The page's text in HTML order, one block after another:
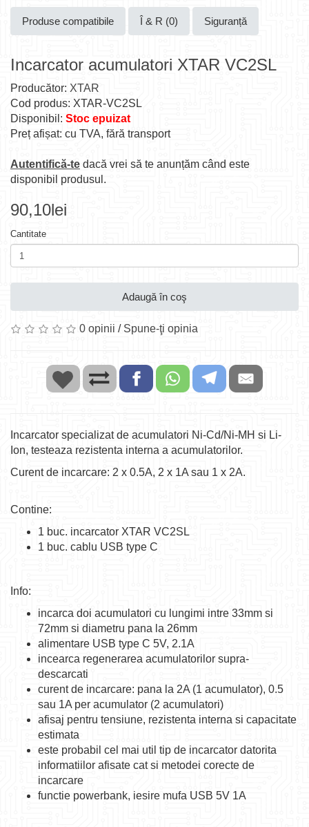
Produse compatibile Î & R (0) Siguranță
Incarcator acumulatori XTAR VC2SL
Producător: XTAR
Cod produs: XTAR-VC2SL
Disponibil: Stoc epuizat
Preț afișat: cu TVA, fără transport
Autentifică-te dacă vrei să te anunțăm când este
disponibil produsul.
90,10lei
Cantitate
Adaugă în coş
0 opinii / Spune-ţi opinia
Incarcator specializat de acumulatori Ni-Cd/Ni-MH si Li-
Ion, testeaza rezistenta interna a acumulatorilor.
Curent de incarcare: 2 x 0.5A, 2 x 1A sau 1 x 2A.
Contine:
1 buc. incarcator XTAR VC2SL
1 buc. cablu USB type C
Info:
incarca doi acumulatori cu lungimi intre 33mm si
72mm si diametru pana la 26mm
alimentare USB type C 5V, 2.1A
incearca regenerarea acumulatorilor supra-
descarcati
curent de incarcare: pana la 2A (1 acumulator), 0.5
sau 1A per acumulator (2 acumulatori)
afisaj pentru tensiune, rezistenta interna si capacitate
estimata
este probabil cel mai util tip de incarcator datorita
informatiilor afisate cat si metodei corecte de
incarcare
functie powerbank, iesire mufa USB 5V 1A